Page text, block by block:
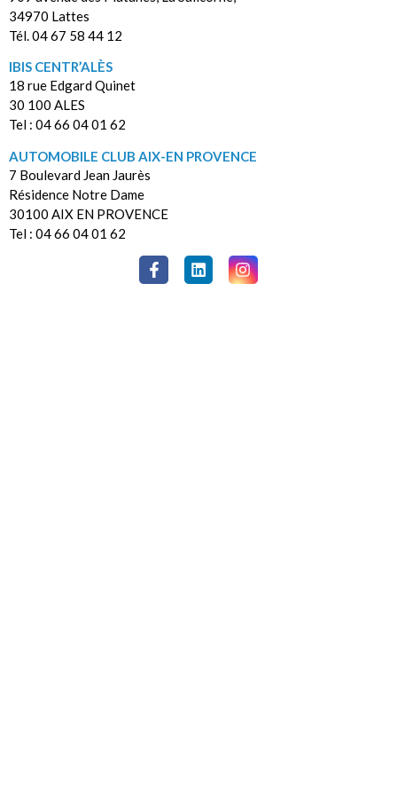
34970 Lattes
Tél. 04 67 58 44 12
IBIS CENTR’ALÈS
18 rue Edgard Quinet
30 100 ALES
Tel : 04 66 04 01 62
AUTOMOBILE CLUB AIX-EN PROVENCE
7 Boulevard Jean Jaurès
Résidence Notre Dame
30100 AIX EN PROVENCE
Tel : 04 66 04 01 62